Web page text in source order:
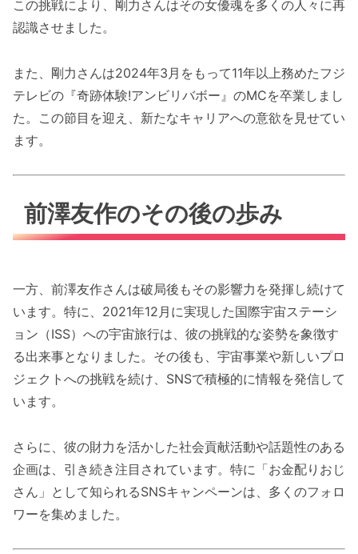
この挑戦により、剛力さんはその女優魂を多くの人々に再
認識させました。
また、剛力さんは2024年3月をもって11年以上務めたフジ
テレビの『奇跡体験!アンビリバボー』のMCを卒業しまし
た。この節目を迎え、新たなキャリアへの意欲を見せてい
ます。
前澤友作のその後の歩み
一方、前澤友作さんは破局後もその影響力を発揮し続けて
います。特に、2021年12月に実現した国際宇宙ステーシ
ョン（ISS）への宇宙旅行は、彼の挑戦的な姿勢を象徴す
る出来事となりました。その後も、宇宙事業や新しいプロ
ジェクトへの挑戦を続け、SNSで積極的に情報を発信して
います。
さらに、彼の財力を活かした社会貢献活動や話題性のある
企画は、引き続き注目されています。特に「お金配りおじ
さん」として知られるSNSキャンペーンは、多くのフォロ
ワーを集めました。